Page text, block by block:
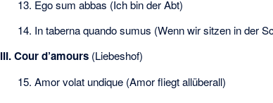
13. Ego sum abbas (Ich bin der Abt)
14. In taberna quando sumus (Wenn wir sitzen in der
III. Cour d’amours (Liebeshof)
15. Amor volat undique (Amor fliegt allüberall)